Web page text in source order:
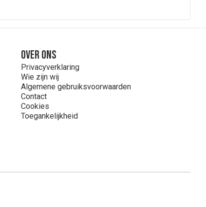
Over ons
Privacyverklaring
Wie zijn wij
Algemene gebruiksvoorwaarden
Contact
Cookies
Toegankelijkheid